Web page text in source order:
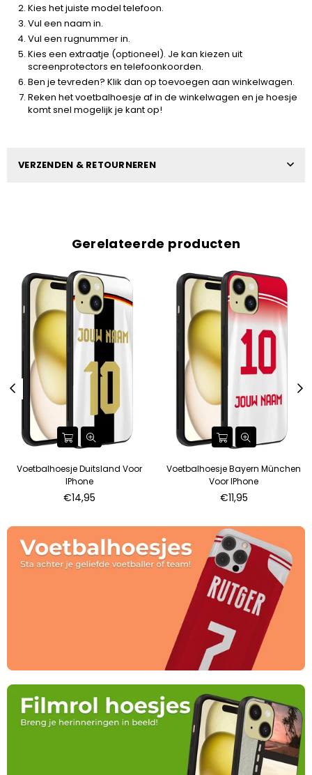
Kies het juiste model telefoon.
Vul een naam in.
Vul een rugnummer in.
Kies een extraatje (optioneel). Je kan kiezen uit
screenprotectors en telefoonkoorden.
Ben je tevreden? Klik dan op toevoegen aan winkelwagen.
Reken het voetbalhoesje af in de winkelwagen en je hoesje
komt snel mogelijk je kant op!
VERZENDEN & RETOURNEREN
Gerelateerde producten
Voetbalhoesje Duitsland Voor
IPhone
Normale
€14,95
Voetbalhoesje Bayern München
Voor IPhone
Normale
€11,95